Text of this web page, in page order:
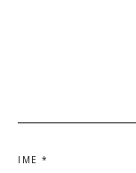
IME *